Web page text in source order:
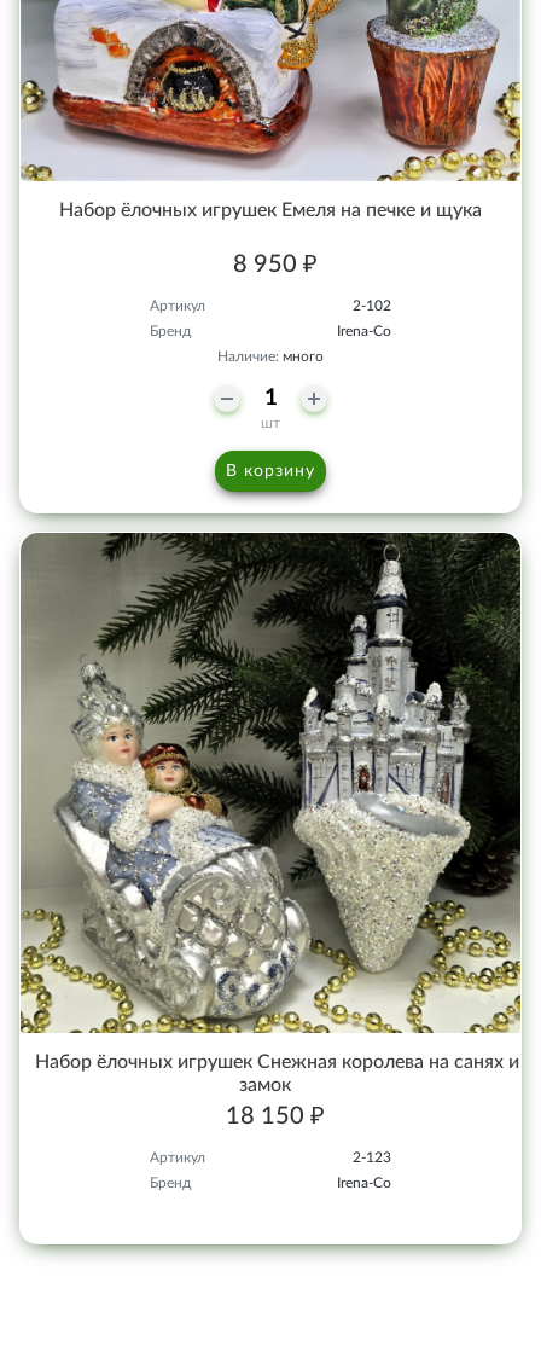
Набор ёлочных игрушек Емеля на печке и щука
8 950 ₽
Артикул
2-102
Бренд
Irena-Co
Наличие: много
шт
В корзину
Набор ёлочных игрушек Снежная королева на санях и
замок
18 150 ₽
Артикул
2-123
Бренд
Irena-Co